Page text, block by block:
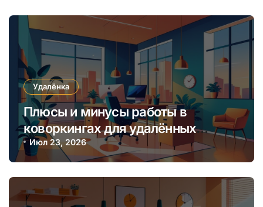
Удалёнка
Плюсы и минусы работы в
коворкингах для удалённых
онлайн-заработков
Июл 23, 2026